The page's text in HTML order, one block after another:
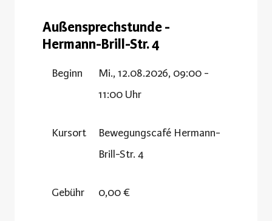
Außensprechstunde -
Hermann-Brill-Str. 4
Beginn
Mi., 12.08.2026, 09:00 -
11:00 Uhr
Kursort
Bewegungscafé Hermann-
Brill-Str. 4
Gebühr 0,00 €